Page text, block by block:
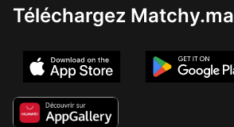
Téléchargez Matchy.ma